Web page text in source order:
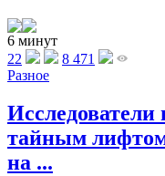
6 минут
22
8 471
Разное
тайным
на ...